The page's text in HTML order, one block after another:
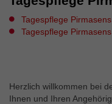
Tagespflege
Tagespflege
Herzlich willkommen bei
Ihnen und Ihren